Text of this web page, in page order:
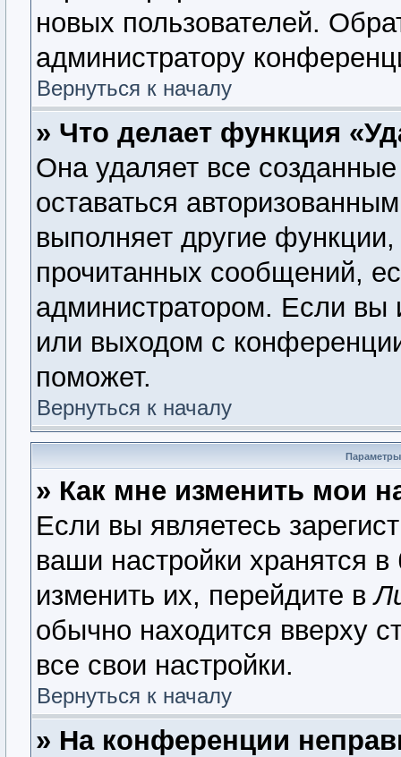
новых пользователей.
администратору
Вернуться к началу
» Что делает функция
Она удаляет все
оставаться
выполняет другие
прочитанных сообщений,
администратором. Если вы
или выходом с
поможет.
Вернуться к началу
Параметры
» Как мне изменить мои
Если вы являетесь
ваши настройки хранятся
изменить их, перейдите в
обычно находится вверху
все свои настройки.
Вернуться к началу
» На конференции